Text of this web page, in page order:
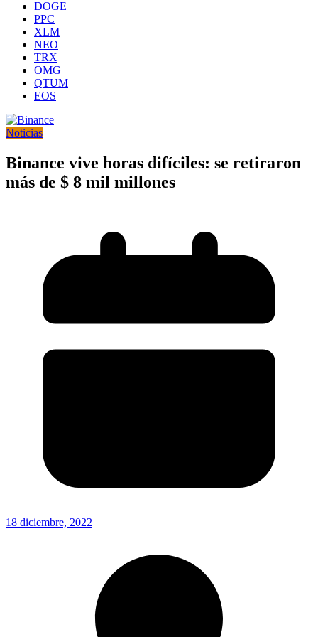
DOGE
PPC
XLM
NEO
TRX
OMG
QTUM
EOS
Noticias
Binance vive horas difíciles: se retiraron
más de $ 8 mil millones
18 diciembre, 2022